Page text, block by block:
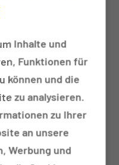
mit allen an der
Logopädie) sowie
DIESES
Inhalte und
Funktionen für
können und die
zu analysieren.
zu Ihrer
an unsere
Werbung und